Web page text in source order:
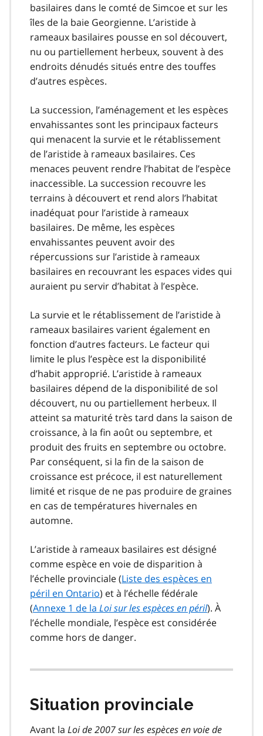
basilaires dans le comté de Simcoe et sur les
îles de la baie Georgienne. L’aristide à
rameaux basilaires pousse en sol découvert,
nu ou partiellement herbeux, souvent à des
endroits dénudés situés entre des touffes
d’autres espèces.
La succession, l’aménagement et les espèces
envahissantes sont les principaux facteurs
qui menacent la survie et le rétablissement
de l’aristide à rameaux basilaires. Ces
menaces peuvent rendre l’habitat de l’espèce
inaccessible. La succession recouvre les
terrains à découvert et rend alors l’habitat
inadéquat pour l’aristide à rameaux
basilaires. De même, les espèces
envahissantes peuvent avoir des
répercussions sur l’aristide à rameaux
basilaires en recouvrant les espaces vides qui
auraient pu servir d’habitat à l’espèce.
La survie et le rétablissement de l’aristide à
rameaux basilaires varient également en
fonction d’autres facteurs. Le facteur qui
limite le plus l’espèce est la disponibilité
d’habit approprié. L’aristide à rameaux
basilaires dépend de la disponibilité de sol
découvert, nu ou partiellement herbeux. Il
atteint sa maturité très tard dans la saison de
croissance, à la fin août ou septembre, et
produit des fruits en septembre ou octobre.
Par conséquent, si la fin de la saison de
croissance est précoce, il est naturellement
limité et risque de ne pas produire de graines
en cas de températures hivernales en
automne.
L’aristide à rameaux basilaires est désigné
comme espèce en voie de disparition à
l’échelle provinciale (Liste des espèces en
péril en Ontario) et à l’échelle fédérale
(Annexe 1 de la Loi sur les espèces en péril). À
l’échelle mondiale, l’espèce est considérée
comme hors de danger.
Situation provinciale
Avant la Loi de 2007 sur les espèces en voie de